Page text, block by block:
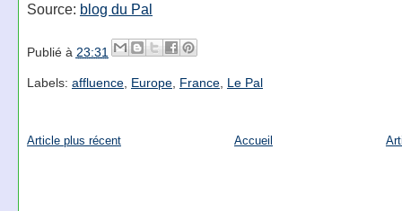
Source: blog du Pal
Publié à 23:31
Labels: affluence, Europe, France, Le Pal
Article plus récent Accueil